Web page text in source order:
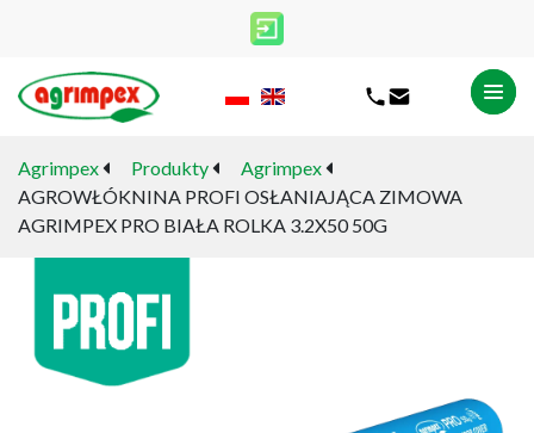
Agrimpex Produkty
Agrimpex
AGROWŁÓKNINA PROFI OSŁANIAJĄCA ZIMOWA
AGRIMPEX PRO BIAŁA ROLKA 3.2X50 50G